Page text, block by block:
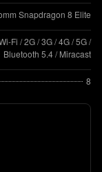
Snapdragon 8 Elite
Fi / 2G / 3G / 4G / 5G /
Bluetooth 5.4 / Miracast
8